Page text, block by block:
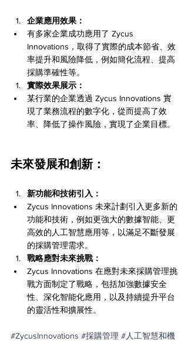
企業應用效果：
有多家企業成功應用了 Zycus
Innovations，取得了實際的成本節省、效
率提升和風險降低，例如簡化流程、提高
採購準確性等。
實際效果展示：
某行業的企業透過 Zycus Innovations 實
現了業務流程的數字化，從而提高了效
率、降低了操作風險，實現了企業目標。
未來發展和創新：
新功能和技術引入：
Zycus Innovations 未來計劃引入更多新的
功能和技術，例如更強大的數據智能、更
高效的人工智慧應用等，以滿足不斷發展
的採購管理需求。
戰略應對未來挑戰：
Zycus Innovations 在應對未來採購管理挑
戰方面制定了戰略，包括加強數據安全
性、深化智能化應用，以及持續提升平台
的靈活性和擴展性。
#ZycusInnovations #採購管理 #人工智慧和機